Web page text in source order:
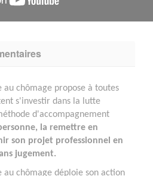
au chômage propose à toutes
s'investir dans la lutte
d'accompagnement
la remettre en
son projet professionnel en
jugement.
au chômage déploie son action